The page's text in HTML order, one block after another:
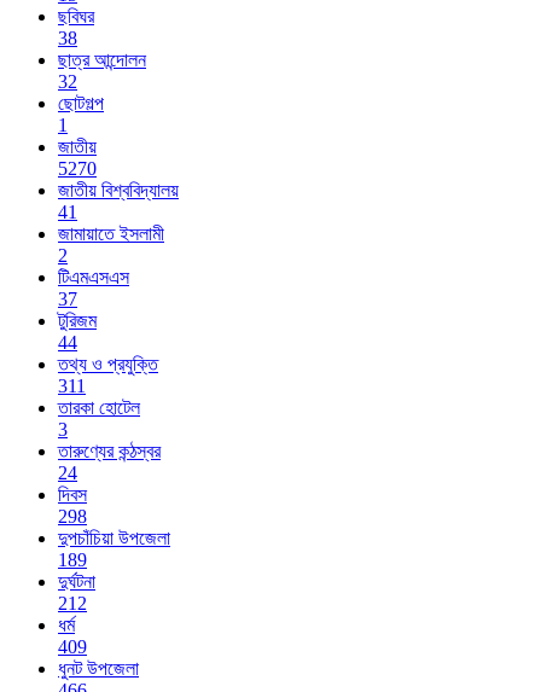
ছবিঘর
38
ছাত্র আন্দোলন
32
ছোটগল্প
1
জাতীয়
5270
জাতীয় বিশ্ববিদ্যালয়
41
জামায়াতে ইসলামী
2
টিএমএসএস
37
টুরিজম
44
তথ্য ও প্রযুক্তি
311
তারকা হোটেল
3
তারুণ্যের কন্ঠস্বর
24
দিবস
298
দুপচাঁচিয়া উপজেলা
189
দুর্ঘটনা
212
ধর্ম
409
ধুনট উপজেলা